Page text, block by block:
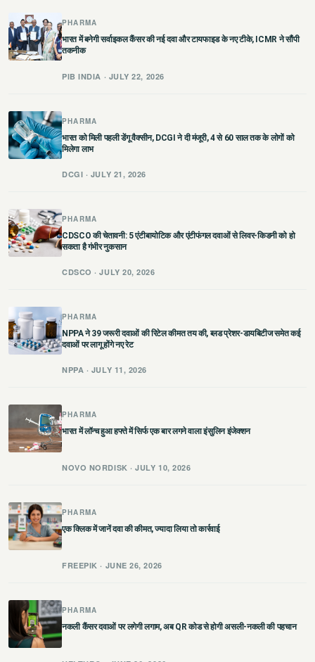
PHARMA
भारत में बनेगी सर्वाइकल कैंसर की नई दवा और टायफाइड के नए टीके, ICMR ने सौंपी
तकनीक
PIB INDIA · JULY 22, 2026
PHARMA
भारत को मिली पहली डेंगू वैक्सीन, DCGI ने दी मंजूरी, 4 से 60 साल तक के लोगों को
मिलेगा लाभ
DCGI · JULY 21, 2026
PHARMA
CDSCO की चेतावनी: 5 एंटीबायोटिक और एंटीफंगल दवाओं से लिवर-किडनी को हो
सकता है गंभीर नुकसान
CDSCO · JULY 20, 2026
PHARMA
NPPA ने 39 जरूरी दवाओं की रिटेल कीमत तय की, ब्लड प्रेशर-डायबिटीज समेत कई
दवाओं पर लागू होंगे नए रेट
NPPA · JULY 11, 2026
PHARMA
भारत में लॉन्च हुआ हफ्ते में सिर्फ एक बार लगने वाला इंसुलिन इंजेक्शन
NOVO NORDISK · JULY 10, 2026
PHARMA
एक क्लिक में जानें दवा की कीमत, ज्यादा लिया तो कार्रवाई
FREEPIK · JUNE 26, 2026
PHARMA
नकली कैंसर दवाओं पर लगेगी लगाम, अब QR कोड से होगी असली-नकली की पहचान